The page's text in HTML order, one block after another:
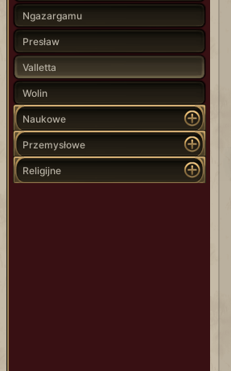
Ngazargamu
Presław
Valletta
Wolin
Naukowe
Przemysłowe
Religijne